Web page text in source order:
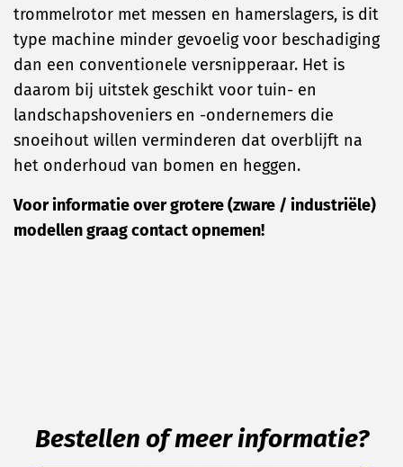
trommelrotor met messen en hamerslagers, is dit
type machine minder gevoelig voor beschadiging
dan een conventionele versnipperaar. Het is
daarom bij uitstek geschikt voor tuin- en
landschapshoveniers en -ondernemers die
snoeihout willen verminderen dat overblijft na
het onderhoud van bomen en heggen.
Voor informatie over grotere (zware / industriële)
modellen graag contact opnemen!
Bestellen of meer informatie?